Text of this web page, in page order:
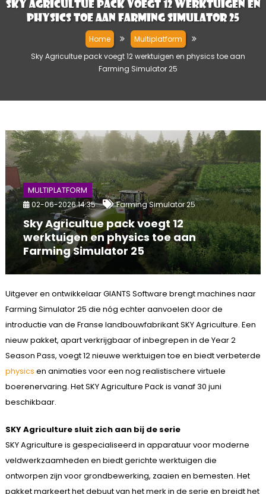
Sky Agricultue pack voegt 12 werktuigen en
physics toe aan Farming Simulator 25
Home
Multiplatform
Sky Agricultue pack voegt 12 werktuigen en physics toe aan
Farming Simulator 25
MULTIPLATFORM
02-06-2026 14:35 Farming Simulator 25
Sky Agricultue pack voegt 12
werktuigen en physics toe aan
Farming Simulator 25
Uitgever en ontwikkelaar GIANTS Software brengt machines naar
Farming Simulator 25 die nóg echter aanvoelen door de
introductie van de Franse landbouwfabrikant SKY Agriculture. Een
nieuw pakket, apart verkrijgbaar of inbegrepen in de Year 2
Season Pass, voegt 12 nieuwe werktuigen toe en biedt verbeterde
physics en animaties voor een nog realistischere virtuele
boerenervaring. Het SKY Agriculture Pack is vanaf 30 juni
beschikbaar.
SKY Agriculture sluit zich aan bij de serie
SKY Agriculture is gespecialiseerd in apparatuur voor moderne
veldwerkzaamheden en biedt gerichte werktuigen die
ontworpen zijn voor grondbewerking, zaaien en bemesten. Het
pakket markeert het debuut van het merk in de serie en breidt het